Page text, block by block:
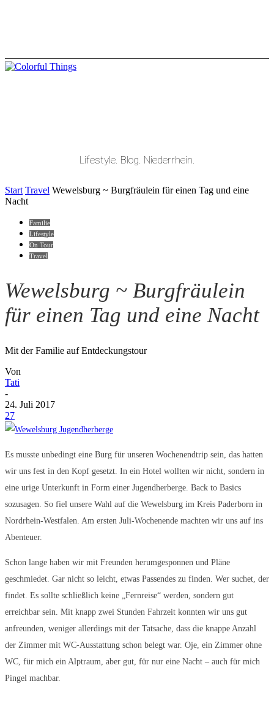
Lifestyle. Blog. Niederrhein.
Start Travel Wewelsburg ~ Burgfräulein für einen Tag und eine
Nacht
Familie
Lifestyle
On Tour
Travel
Wewelsburg ~ Burgfräulein
für einen Tag und eine Nacht
Mit der Familie auf Entdeckungstour
Von
Tati
-
24. Juli 2017
27
Es musste unbedingt eine Burg für unseren Wochenendtrip sein, das hatten
wir uns fest in den Kopf gesetzt. In ein Hotel wollten wir nicht, sondern in
eine urige Unterkunft in Form einer Jugendherberge. Back to Basics
sozusagen. So fiel unsere Wahl auf die Wewelsburg im Kreis Paderborn in
Nordrhein-Westfalen. Am ersten Juli-Wochenende machten wir uns auf ins
Abenteuer.
Schon lange haben wir mit Freunden herumgesponnen und Pläne
geschmiedet. Gar nicht so leicht, etwas Passendes zu finden. Wer suchet, der
findet. Es sollte schließlich keine „Fernreise“ werden, sondern gut
erreichbar sein. Mit knapp zwei Stunden Fahrzeit konnten wir uns gut
anfreunden, weniger allerdings mit der Tatsache, dass die knappe Anzahl
der Zimmer mit WC-Ausstattung schon belegt war. Oje, ein Zimmer ohne
WC, für mich ein Alptraum, aber gut, für nur eine Nacht – auch für mich
Pingel machbar.